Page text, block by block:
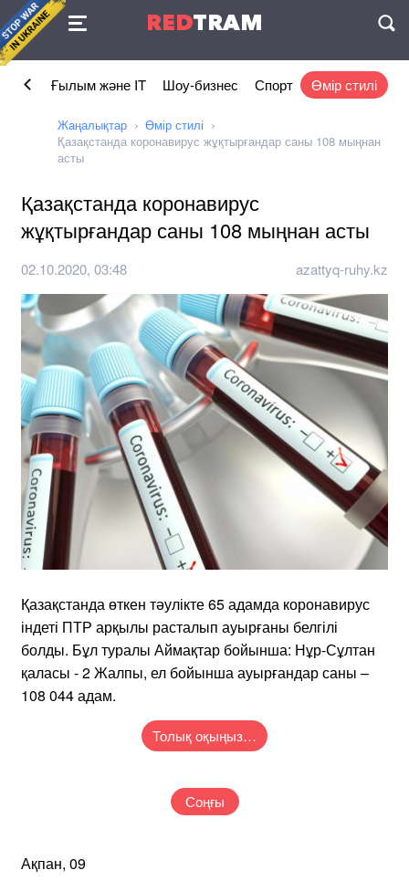
REDTRAM
Келісімі
Ғылым және IT Шоу-бизнес Спорт Өмір стилі
Жаңалықтар
Өмір стилі
Қазақстанда коронавирус жұқтырғандар саны 108 мыңнан
асты
Қазақстанда коронавирус
жұқтырғандар саны 108 мыңнан асты
02.10.2020, 03:48 azattyq-ruhy.kz
Қазақстанда өткен тәулікте 65 адамда коронавирус
індеті ПТР арқылы расталып ауырғаны белгілі
болды. Бұл туралы Аймақтар бойынша: Нұр-Сұлтан
қаласы - 2 Жалпы, ел бойынша ауырғандар саны –
108 044 адам.
Толық оқыңыз…
Соңғы
Ақпан, 09